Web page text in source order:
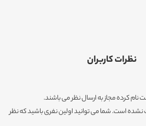
نظرات کاربران
نام کرده مجاز به ارسال نظر می باشند.
است. شما می توانید اولین نفری باشید که نظر